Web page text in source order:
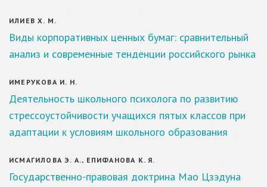
ИЛИЕВ Х. М.
Виды корпоративных ценных бумаг: сравнительный
анализ и современные тенденции российского рынка
ИМЕРУКОВА И. Н.
Деятельность школьного психолога по развитию
стрессоустойчивости учащихся пятых классов при
адаптации к условиям школьного образования
ИСМАГИЛОВА Э. А., ЕПИФАНОВА К. Я.
Государственно-правовая доктрина Мао Цзэдуна